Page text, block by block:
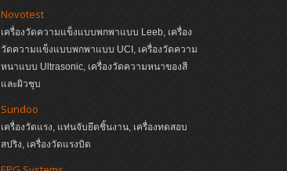
Novotest
เครื่องวัดความแข็งแบบพกพาแบบ Leeb, เครื่อง
วัดความแข็งแบบพกพาแบบ UCI, เครื่องวัดความ
หนาแบบ Ultrasonic, เครื่องวัดความหนาของสี
และผิวชุบ
Sundoo
เครื่องวัดแรง, แท่นจับยึดชิ้นงาน, เครื่องทดสอบ
สปริง, เครื่องวัดแรงบิด